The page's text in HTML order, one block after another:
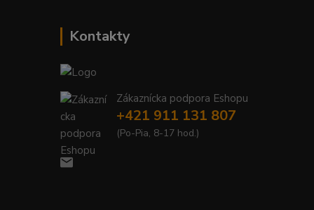
Kontakty
Zákaznícka podpora Eshopu
+421 911 131 807
(Po-Pia, 8-17 hod.)